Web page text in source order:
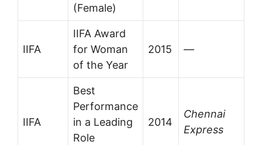
(Female)
IIFA
IIFA Award
for Woman
of the Year
2015 —
IIFA
Best
Performance
in a Leading
Role
2014
Chennai
Express